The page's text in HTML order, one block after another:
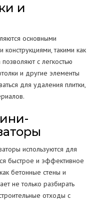
и
основными
такими как
с легкостью
и другие элементы
для удаления плитки,
используются для
быстрое и эффективное
бетонные стены и
не только разбирать
отходы с